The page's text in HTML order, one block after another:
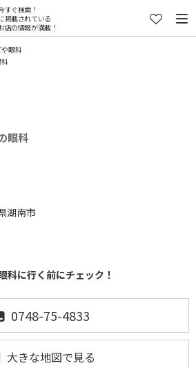
すぐ検索！
掲載されている
店の情報が満載！
や眼科
眼科
湖南市
科に行く前にチェック！
0748-75-4833
大きな地図で見る